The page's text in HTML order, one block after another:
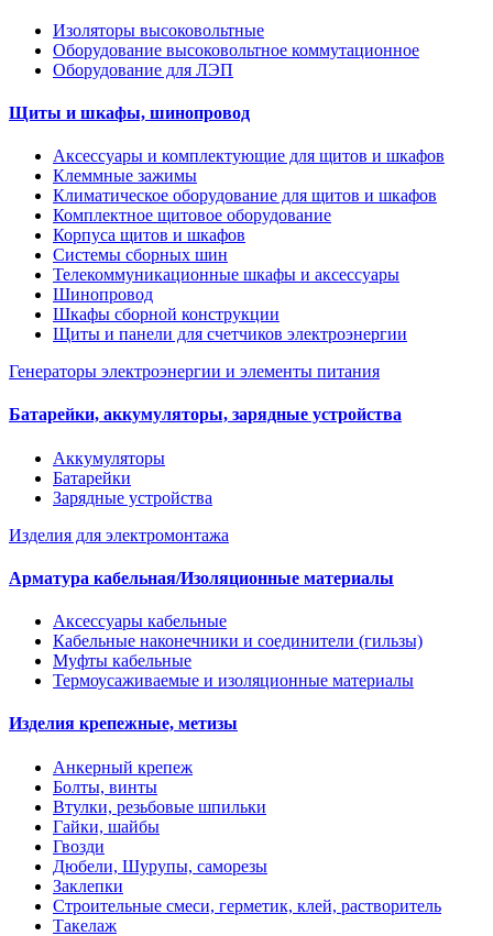
Изоляторы высоковольтные
Оборудование высоковольтное коммутационное
Оборудование для ЛЭП
Щиты и шкафы, шинопровод
Аксессуары и комплектующие для щитов и шкафов
Клеммные зажимы
Климатическое оборудование для щитов и шкафов
Комплектное щитовое оборудование
Корпуса щитов и шкафов
Системы сборных шин
Телекоммуникационные шкафы и аксессуары
Шинопровод
Шкафы сборной конструкции
Щиты и панели для счетчиков электроэнергии
Генераторы электроэнергии и элементы питания
Батарейки, аккумуляторы, зарядные устройства
Аккумуляторы
Батарейки
Зарядные устройства
Изделия для электромонтажа
Арматура кабельная/Изоляционные материалы
Аксессуары кабельные
Кабельные наконечники и соединители (гильзы)
Муфты кабельные
Термоусаживаемые и изоляционные материалы
Изделия крепежные, метизы
Анкерный крепеж
Болты, винты
Втулки, резьбовые шпильки
Гайки, шайбы
Гвозди
Дюбели, Шурупы, саморезы
Заклепки
Строительные смеси, герметик, клей, растворитель
Такелаж